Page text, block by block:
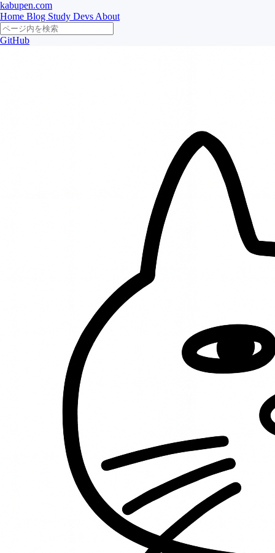
kabupen.com
Home Blog Study Devs About
GitHub